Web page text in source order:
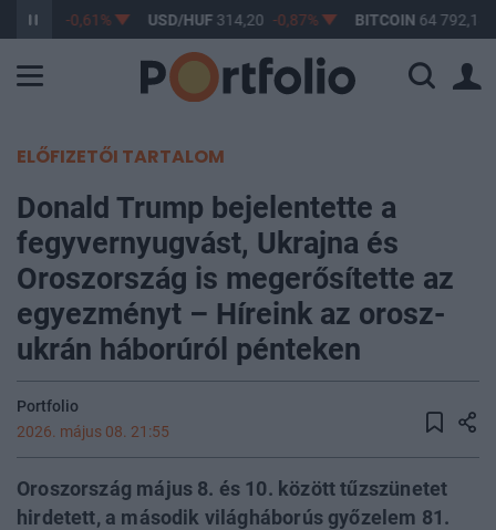
363,17 -0,61% USD/HUF314,20 -0,87% BITCOIN64 792,18
ELŐFIZETŐI TARTALOM
Donald Trump bejelentette a
fegyvernyugvást, Ukrajna és
Oroszország is megerősítette az
egyezményt – Híreink az orosz-
ukrán háborúról pénteken
Portfolio
2026. május 08. 21:55
Oroszország május 8. és 10. között tűzszünetet
hirdetett, a második világháborús győzelem 81.